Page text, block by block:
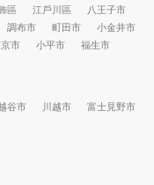
區 江戶川區
八王子市
調布市 町田市
小金井市
市 小平市
福生市
谷市 川越市
富士見野市